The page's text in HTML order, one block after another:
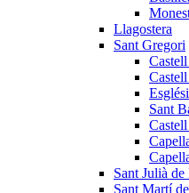
Llagostera
Sant Gregori
Sant
Sant Julià de
Sant Martí